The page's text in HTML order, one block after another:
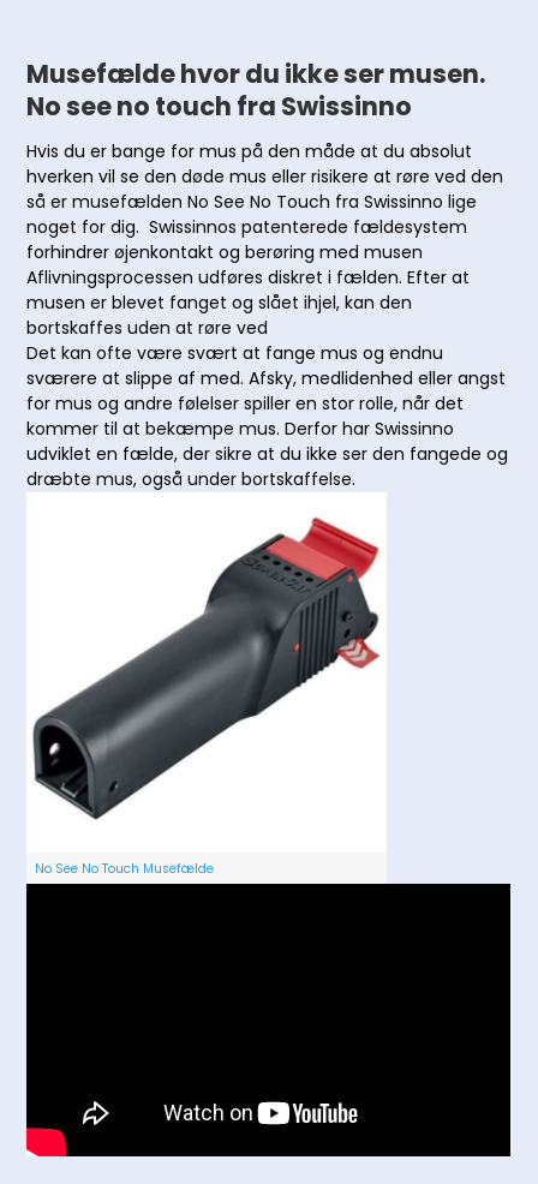
Musefælde hvor du ikke ser musen.
No see no touch fra Swissinno
Hvis du er bange for mus på den måde at du absolut
hverken vil se den døde mus eller risikere at røre ved den
så er musefælden No See No Touch fra Swissinno lige
noget for dig. Swissinnos patenterede fældesystem
forhindrer øjenkontakt og berøring med musen
Aflivningsprocessen udføres diskret i fælden. Efter at
musen er blevet fanget og slået ihjel, kan den
bortskaffes uden at røre ved
Det kan ofte være svært at fange mus og endnu
sværere at slippe af med. Afsky, medlidenhed eller angst
for mus og andre følelser spiller en stor rolle, når det
kommer til at bekæmpe mus. Derfor har Swissinno
udviklet en fælde, der sikre at du ikke ser den fangede og
dræbte mus, også under bortskaffelse.
No See No Touch Musefælde